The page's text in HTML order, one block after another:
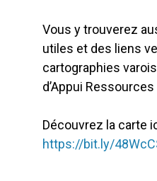
Vous y trouverez
utiles et des liens
cartographies
d’Appui
Découvrez la carte
https://bit.ly/